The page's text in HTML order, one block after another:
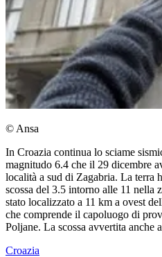
© Ansa
In Croazia continua lo sciame
magnitudo 6.4 che il 29 dicembre
località a sud di Zagabria. La terra
scossa del 3.5 intorno alle 11 nella
stato localizzato a 11 km a ovest
che comprende il capoluogo di
Poljane. La scossa avvertita anche
Croazia